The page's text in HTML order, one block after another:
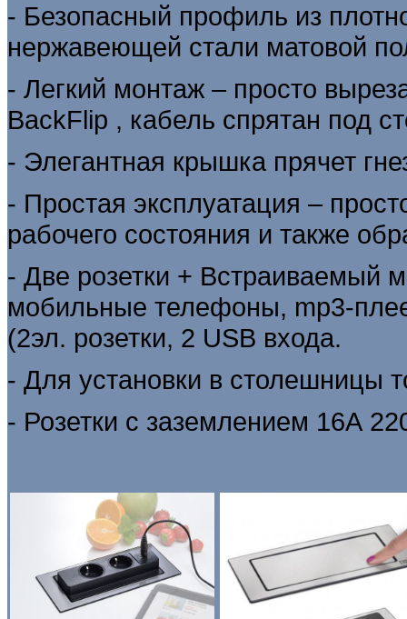
- Безопасный профиль из
нержавеющей стали матовой
- Легкий монтаж – просто
BackFlip , кабель спрятан под
- Элегантная крышка прячет
- Простая эксплуатация –
рабочего состояния и также
- Две розетки + Встраиваемый
мобильные телефоны, mp3-
(2эл. розетки, 2 USB входа.
- Для установки в столешницы
- Розетки с заземлением 16А